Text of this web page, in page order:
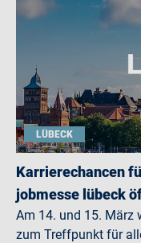
LÜBECK
Karrierechancen
jobmesse lübeck
Am 14. und 15. März
zum Treffpunkt für